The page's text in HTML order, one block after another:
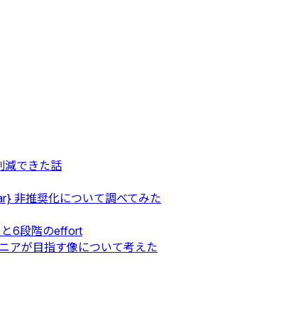
減できた話
非推奨化について調べてみた
6段階のeffort
アが目指す像について考えた